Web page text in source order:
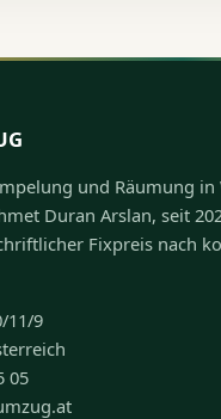
und Räumung in
Duran Arslan, seit
Fixpreis nach
11/9
05